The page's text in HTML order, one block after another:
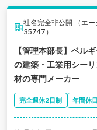
社名完全非公開 （エ
35747）
【管理本部長】ベル
の建築・工業用シー
材の専門メーカー
完全週休2日制 年間休